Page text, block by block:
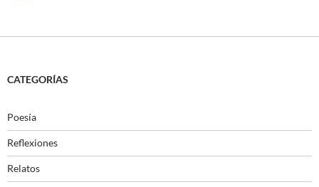
CATEGORÍAS
Poesía
Reflexiones
Relatos